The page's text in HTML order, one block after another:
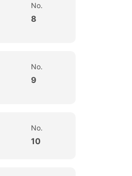
No.
8
No.
9
No.
10